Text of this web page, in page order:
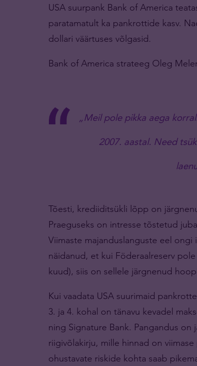
USA suurpank Bank of America
paratamatult ka pankrottide kasv.
dollari väärtuses võlgasid.
Bank of America strateeg Oleg
„Meil pole pikka aega
2007. aastal. Need
Tõesti, krediiditsükli lõpp on
Praeguseks on intresse tõstetud
Viimaste majanduslanguste eel
näidanud, et kui Föderaalreserv
kuud), siis on sellele järgnenud
Kui vaadata USA suurimaid
3. ja 4. kohal on tänavu kevadel
ning Signature Bank. Pangandus
riigivõlakirju, mille hinnad on
ohustavate riskide kohta saab